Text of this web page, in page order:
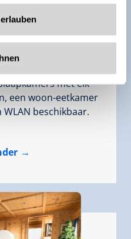
m² |Opdrachten:2 -
3
met elk
een woon-eetkamer
WLAN beschikbaar.